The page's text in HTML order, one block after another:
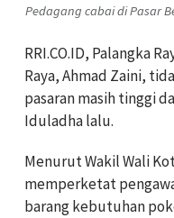
Pedagang cabai di Pasar
‎RRI.CO.ID, Palangka
Raya, Ahmad Zaini,
pasaran masih tinggi
Iduladha lalu.
‎‎Menurut Wakil Wali
memperketat
barang kebutuhan